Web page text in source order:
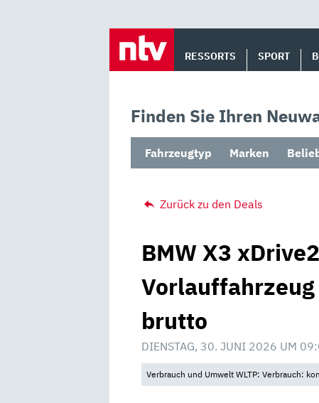
RESSORTS SPORT
Finden Sie Ihren
Fahrzeugtyp Marken
Zurück zu den Deals
BMW X3
brutto
DIENSTAG, 30. JUNI 2026 UM
Verbrauch und Umwelt WLTP: Verbrauch: